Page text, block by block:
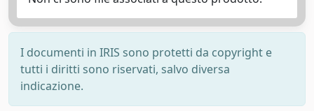
I documenti in IRIS sono protetti da copyright e
tutti i diritti sono riservati, salvo diversa
indicazione.